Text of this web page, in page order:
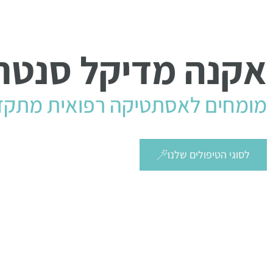
אקנה מדיקל
מומחים לאסתטיקה רפואית
לסוגי הטיפולים שלנו